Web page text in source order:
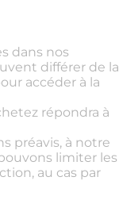
dans nos
différer de la
accéder à la
répondra à
préavis, à notre
limiter les
au cas par